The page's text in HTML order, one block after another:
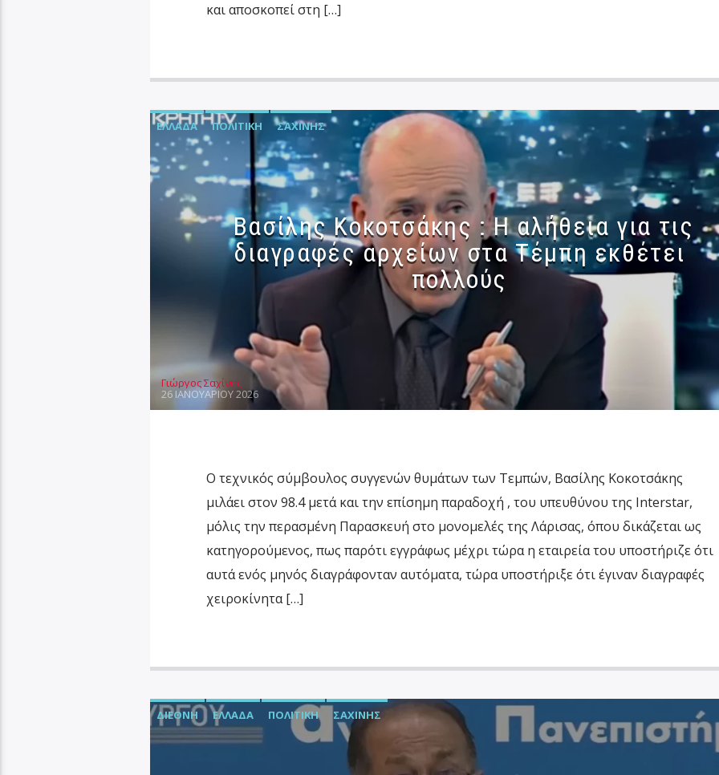
και αποσκοπεί στη […]
ΕΛΛΆΔΑ ΠΟΛΙΤΙΚΉ ΣΑΧΊΝΗΣ
Βασίλης Κοκοτσάκης : Η αλήθεια για τις
διαγραφές αρχείων στα Τέμπη εκθέτει
πολλούς
Γιώργος Σαχίνης
26 ΙΑΝΟΥΑΡΊΟΥ 2026
Ο τεχνικός σύμβουλος συγγενών θυμάτων των Τεμπών, Βασίλης Κοκοτσάκης
μιλάει στον 98.4 μετά και την επίσημη παραδοχή , του υπευθύνου της Interstar,
μόλις την περασμένη Παρασκευή στο μονομελές της Λάρισας, όπου δικάζεται ως
κατηγορούμενος, πως παρότι εγγράφως μέχρι τώρα η εταιρεία του υποστήριζε ότι
αυτά ενός μηνός διαγράφονταν αυτόματα, τώρα υποστήριξε ότι έγιναν διαγραφές
χειροκίνητα […]
ΔΙΕΘΝΉ ΕΛΛΆΔΑ ΠΟΛΙΤΙΚΉ ΣΑΧΊΝΗΣ